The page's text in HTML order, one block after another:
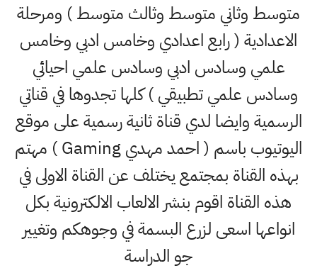
متوسط وثاني متوسط وثالث متوسط ) ومرحلة
الاعدادية ( رابع اعدادي وخامس ادبي وخامس
علمي وسادس ادبي وسادس علمي احيائي
وسادس علمي تطبيقي ) كلها تجدوها في قناتي
الرسمية وايضا لدي قناة ثانية رسمية على موقع
اليوتيوب باسم ( احمد مهدي Gaming ) مهتم
بهذه القناة بمجتمع يختلف عن القناة الاولى في
هذه القناة اقوم بنشر الالعاب الالكترونية بكل
انواعها اسعى لزرع البسمة في وجوهكم وتغيير
جو الدراسة